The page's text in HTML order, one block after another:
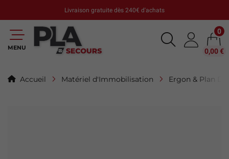
Livraison gratuite dès 240€ d'achats
MENU
0
0,00 €
Accueil Matériel d'Immobilisation Ergon & Plan